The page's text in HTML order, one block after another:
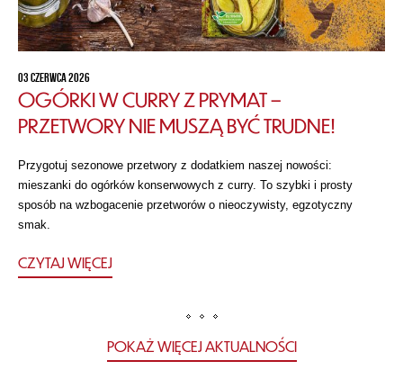
03 CZERWCA 2026
OGÓRKI W CURRY Z PRYMAT –
PRZETWORY NIE MUSZĄ BYĆ TRUDNE!
Przygotuj sezonowe przetwory z dodatkiem naszej nowości:
mieszanki do ogórków konserwowych z curry. To szybki i prosty
sposób na wzbogacenie przetworów o nieoczywisty, egzotyczny
smak.
CZYTAJ WIĘCEJ
POKAŻ WIĘCEJ AKTUALNOŚCI